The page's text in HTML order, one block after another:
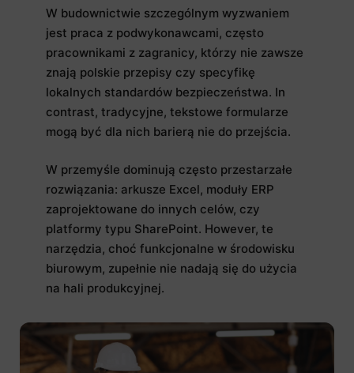
W budownictwie szczególnym wyzwaniem
jest praca z podwykonawcami, często
pracownikami z zagranicy, którzy nie zawsze
znają polskie przepisy czy specyfikę
lokalnych standardów bezpieczeństwa. In
contrast, tradycyjne, tekstowe formularze
mogą być dla nich barierą nie do przejścia.
W przemyśle dominują często przestarzałe
rozwiązania: arkusze Excel, moduły ERP
zaprojektowane do innych celów, czy
platformy typu SharePoint. However, te
narzędzia, choć funkcjonalne w środowisku
biurowym, zupełnie nie nadają się do użycia
na hali produkcyjnej.